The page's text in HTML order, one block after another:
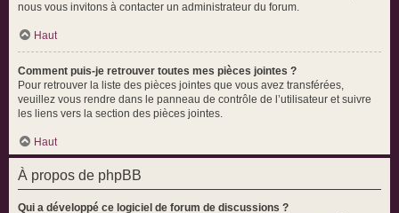
nous vous invitons à contacter un administrateur du forum.
Haut
Comment puis-je retrouver toutes mes pièces jointes ?
Pour retrouver la liste des pièces jointes que vous avez transférées,
veuillez vous rendre dans le panneau de contrôle de l’utilisateur et suivre
les liens vers la section des pièces jointes.
Haut
À propos de phpBB
Qui a développé ce logiciel de forum de discussions ?